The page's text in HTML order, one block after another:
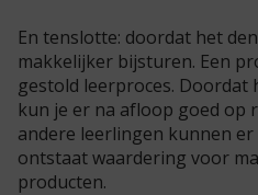
En tenslotte: doordat het
makkelijker bijsturen. Een
gestold leerproces.
kun je er na afloop goed op
andere leerlingen kunnen
ontstaat waardering voor
producten.